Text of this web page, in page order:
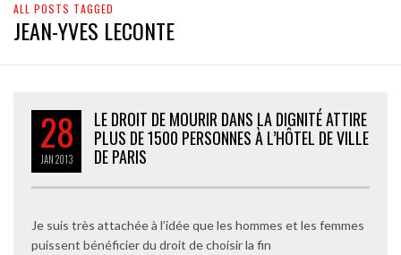
ALL POSTS TAGGED
JEAN-YVES LECONTE
28
JAN2013
LE DROIT DE MOURIR DANS LA DIGNITÉ ATTIRE
PLUS DE 1500 PERSONNES À L’HÔTEL DE VILLE
DE PARIS
Je suis très attachée à l’idée que les hommes et les femmes
puissent bénéficier du droit de choisir la fin